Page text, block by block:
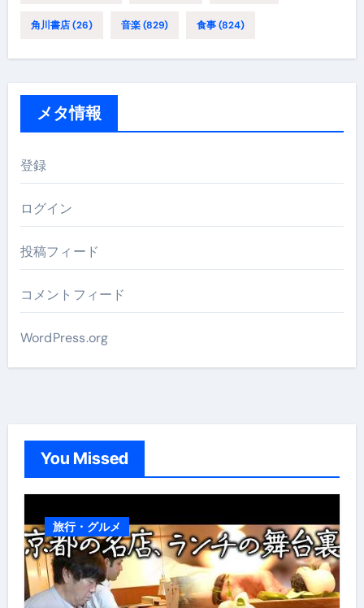
角川書店(26) 音楽(829) 食事(824)
メタ情報
登録
ログイン
投稿フィード
コメントフィード
WordPress.org
You Missed
旅行・グルメ